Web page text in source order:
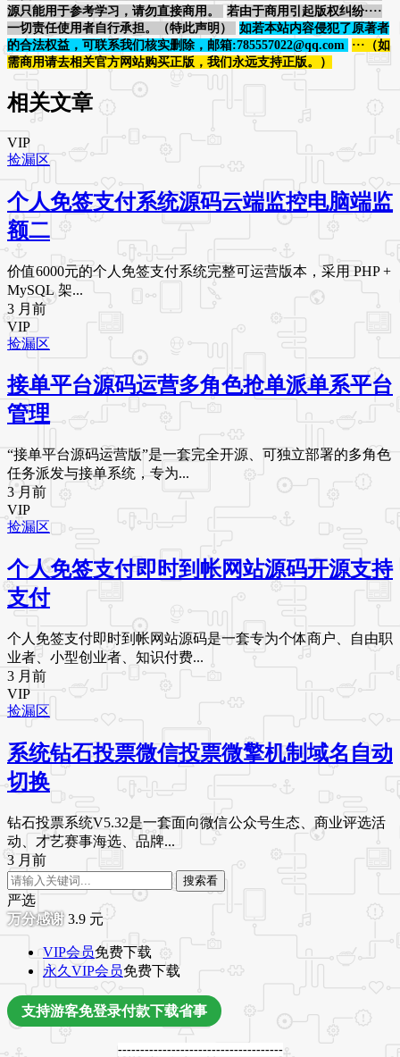
源只能用于参考学习，请勿直接商用。
若由于商用引起版权纠纷····
一切责任使用者自行承担。（特此声明）
如若本站内容侵犯了原著者
的合法权益，可联系我们核实删除，邮箱:785557022@qq.com
···（如
需商用请去相关官方网站购买正版，我们永远支持正版。）
相关文章
VIP
捡漏区
个人免签支付系统源码云端监控电脑端监
额二
价值6000元的个人免签支付系统完整可运营版本，采用 PHP +
MySQL 架...
3 月前
VIP
捡漏区
接单平台源码运营多角色抢单派单系平台
管理
“接单平台源码运营版”是一套完全开源、可独立部署的多角色
任务派发与接单系统，专为...
3 月前
VIP
捡漏区
个人免签支付即时到帐网站源码开源支持
支付
个人免签支付即时到帐网站源码是一套专为个体商户、自由职
业者、小型创业者、知识付费...
3 月前
VIP
捡漏区
系统钻石投票微信投票微擎机制域名自动
切换
钻石投票系统V5.32是一套面向微信公众号生态、商业评选活
动、才艺赛事海选、品牌...
3 月前
搜索看
严选
3.9 元
VIP会员免费下载
永久VIP会员免费下载
支持游客免登录付款下载省事
-------------------------------------